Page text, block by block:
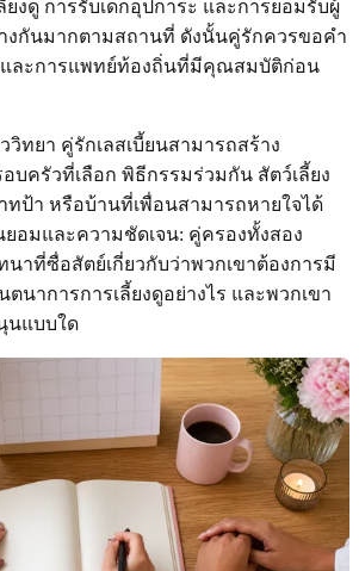
งดู การรับเด็กอุปการะ และการยอมรับผู้
งกันมากตามสถานที่ ดังนั้นคู่รักควรขอคำ
ละการแพทย์ท้องถิ่นที่มีคุณสมบัติก่อน
ทยา คู่รักเลสเบี้ยนสามารถสร้าง
บครัวที่เลือก พิธีกรรมร่วมกัน สัตว์เลี้ยง
ป้า หรือบ้านที่เพื่อนสามารถหายใจได้
อมและความชัดเจน: คู่ครองทั้งสอง
าที่ซื่อสัตย์เกี่ยวกับว่าพวกเขาต้องการมี
นาการการเลี้ยงดูอย่างไร และพวกเขา
นแบบใด